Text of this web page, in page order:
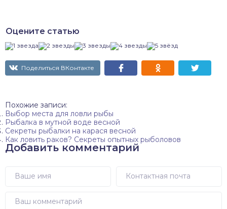
Оцените статью
Поделиться ВКонтакте
Похожие записи:
Выбор места для ловли рыбы
Рыбалка в мутной воде весной
Секреты рыбалки на карася весной
Как ловить раков? Секреты опытных рыболовов
Добавить комментарий